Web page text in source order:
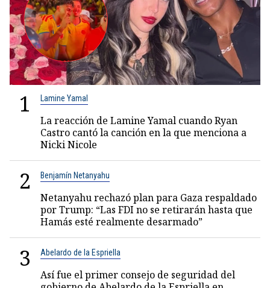
1 Lamine Yamal
La reacción de Lamine Yamal cuando Ryan
Castro cantó la canción en la que menciona a
Nicki Nicole
2 Benjamín Netanyahu
Netanyahu rechazó plan para Gaza respaldado
por Trump: “Las FDI no se retirarán hasta que
Hamás esté realmente desarmado”
3 Abelardo de la Espriella
Así fue el primer consejo de seguridad del